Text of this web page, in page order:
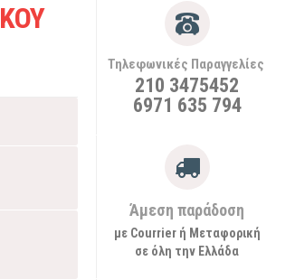
Τηλεφωνικές Παραγγελίες
210 3475452
6971 635 794
Άμεση παράδοση
με Courrier ή Μεταφορική
σε όλη την Ελλάδα